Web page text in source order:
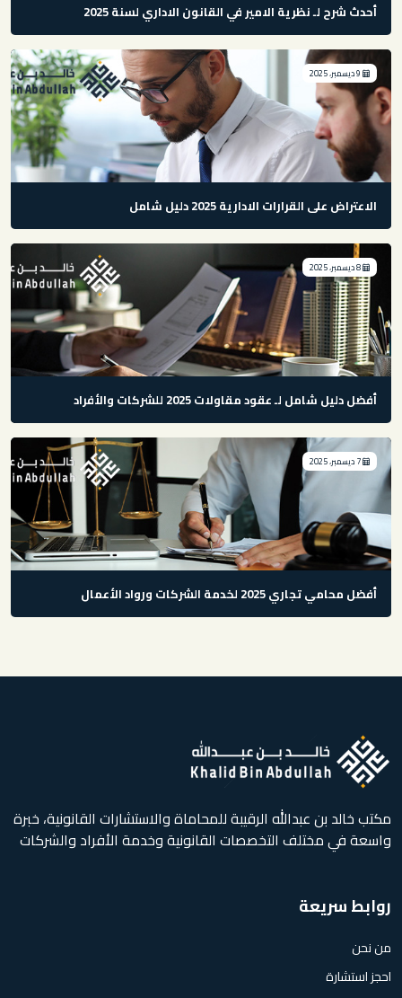
أحدث شرح لـ نظرية الامير في القانون الاداري لسنة 2025
الاعتراض على القرارات الادارية 2025 دليل شامل
أفضل دليل شامل لـ عقود مقاولات 2025 للشركات والأفراد
أفضل محامي تجاري 2025 لخدمة الشركات ورواد الأعمال
مكتب خالد بن عبدالله الرقيبة للمحاماة والاستشارات القانونية، خبرة
واسعة في مختلف التخصصات القانونية وخدمة الأفراد والشركات
روابط سريعة
من نحن
احجز استشارة